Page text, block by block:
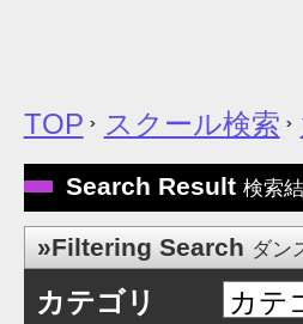
TOP スクール検索
Search Result 検索
»Filtering Search ダン
カテゴリ